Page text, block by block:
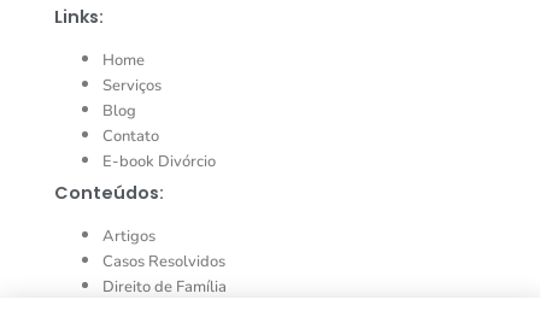
Links:
Home
Serviços
Blog
Contato
E-book Divórcio
Conteúdos:
Artigos
Casos Resolvidos
Direito de Família